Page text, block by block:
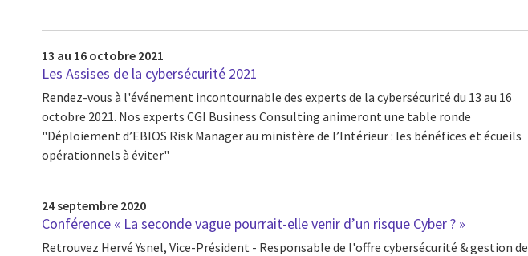
13 au 16 octobre 2021
Les Assises de la cybersécurité 2021
Rendez-vous à l'événement incontournable des experts de la cybersécurité du 13 au 16
octobre 2021. Nos experts CGI Business Consulting animeront une table ronde
"Déploiement d’EBIOS Risk Manager au ministère de l’Intérieur : les bénéfices et écueils
opérationnels à éviter"
24 septembre 2020
Conférence « La seconde vague pourrait-elle venir d’un risque Cyber ? »
Retrouvez Hervé Ysnel, Vice-Président - Responsable de l'offre cybersécurité & gestion de